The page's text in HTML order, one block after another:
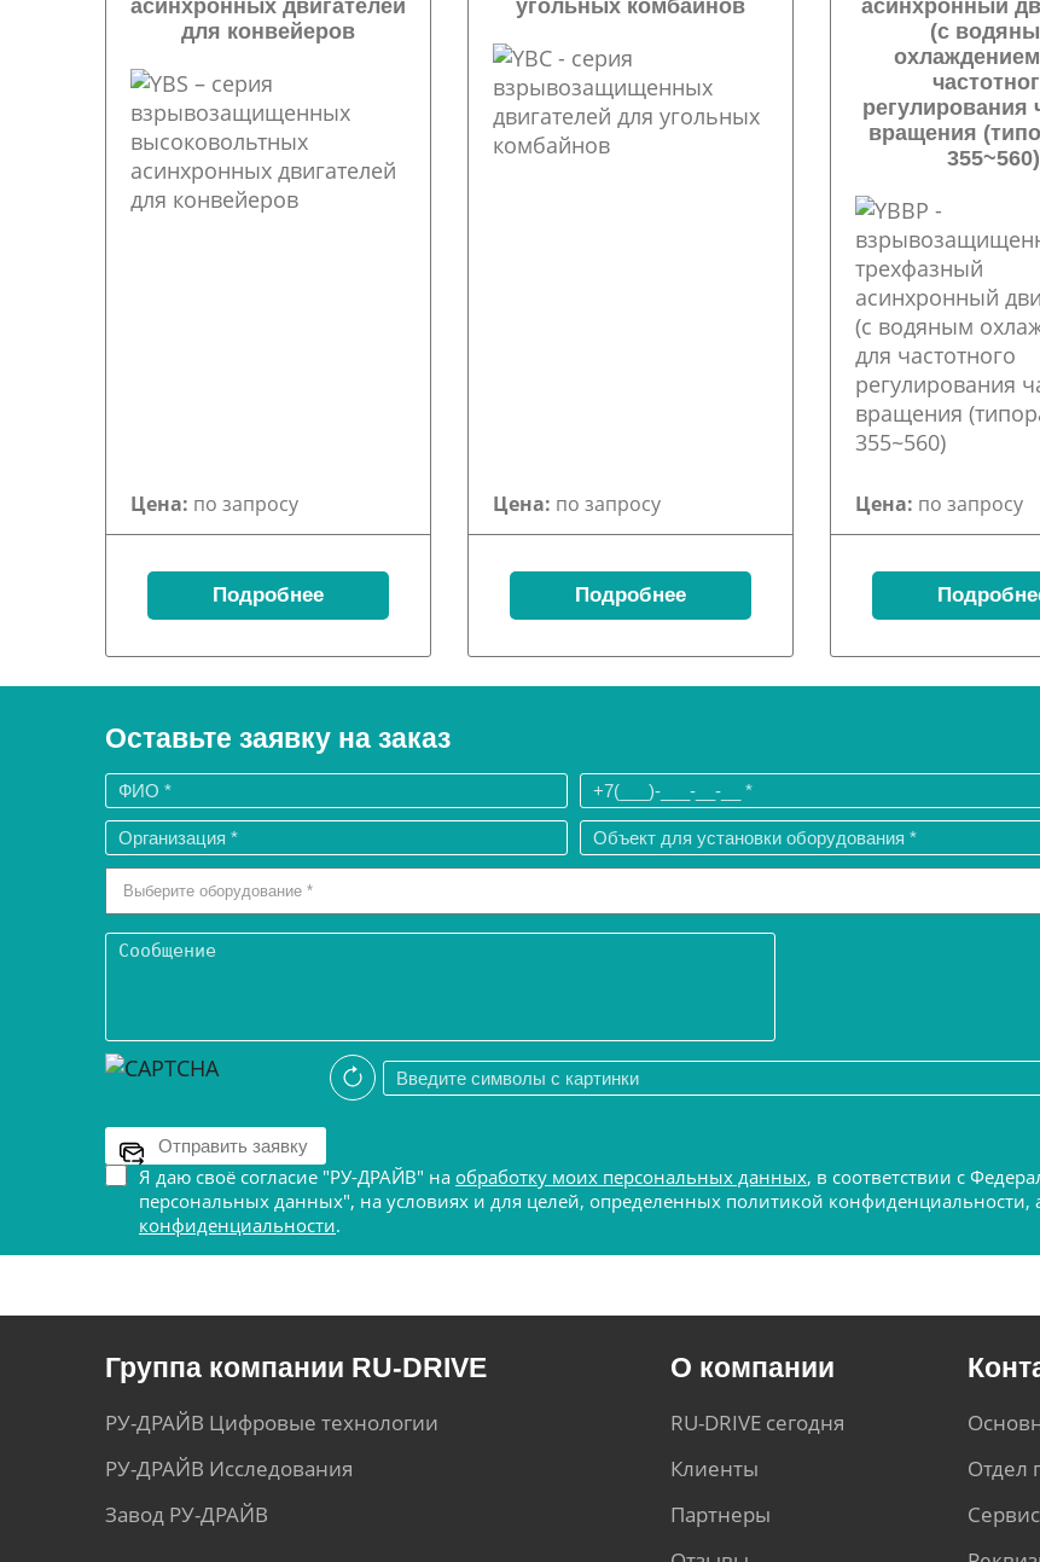
асинхронных двигателей
для конвейеров
Цена: по запросу
Подробнее
угольных комбайнов
Цена: по запросу
Подробнее
асинхронный
(с
регулирования
вращения
355~560)
Цена: по запросу
Оставьте заявку на заказ
Я даю своё согласие "РУ-ДРАЙВ" на обработку моих персональных данных, в соответствии с
персональных данных", на условиях и для целей, определенных политикой
конфиденциальности.
Группа компании RU-DRIVE
РУ-ДРАЙВ Цифровые технологии
РУ-ДРАЙВ Исследования
Завод РУ-ДРАЙВ
О компании
RU-DRIVE сегодня
Клиенты
Партнеры
Отдел